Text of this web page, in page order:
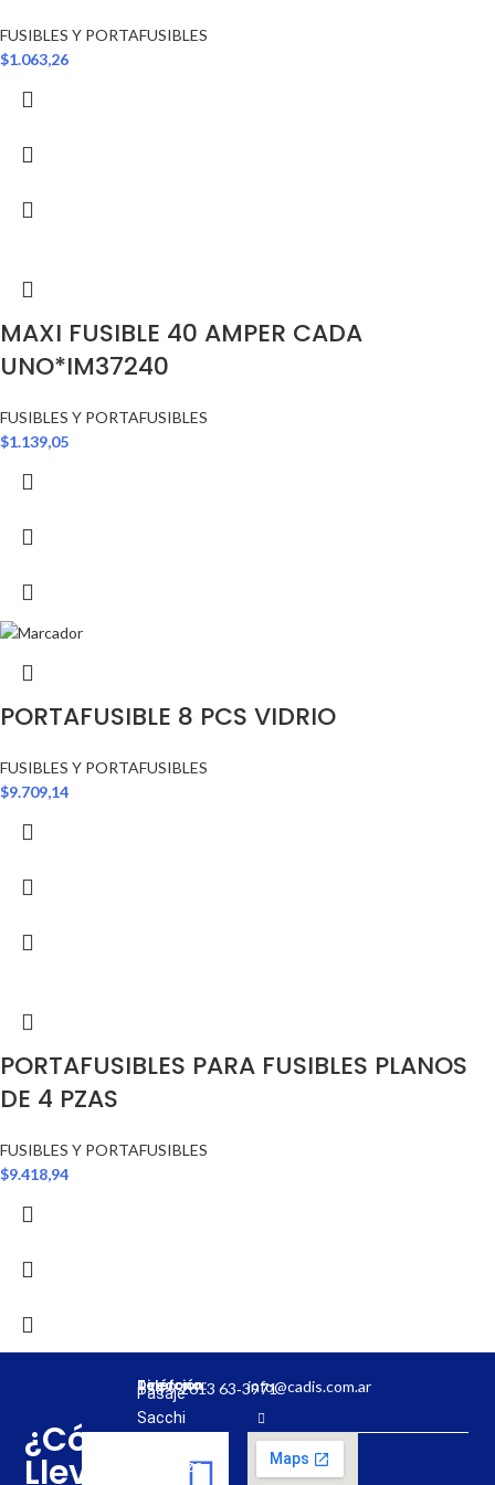
FUSIBLES Y PORTAFUSIBLES
$1.063,26
MAXI FUSIBLE 40 AMPER CADA
UNO*IM37240
FUSIBLES Y PORTAFUSIBLES
$1.139,05
PORTAFUSIBLE 8 PCS VIDRIO
FUSIBLES Y PORTAFUSIBLES
$9.709,14
PORTAFUSIBLES PARA FUSIBLES PLANOS
DE 4 PZAS
FUSIBLES Y PORTAFUSIBLES
$9.418,94
¿Cómo
Llevar
Dirección:
Pasaje
Sacchi
Mendoza,
Teléfono:
‪+54 9 2613 63‑3971‬info@cadis.com.ar